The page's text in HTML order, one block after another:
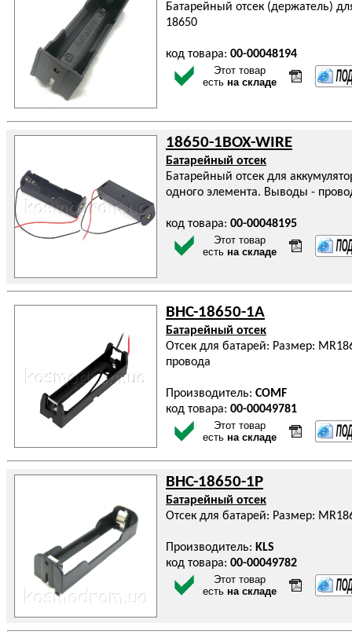
Батарейный отсек (держатель)
18650
код товара: 00-00048194
Этот товар
есть на складе
18650-1BOX-WIRE
Батарейный отсек
Батарейный отсек для
одного элемента. Выводы -
код товара: 00-00048195
Этот товар
есть на складе
BHC-18650-1A
Батарейный отсек
Отсек для батарей: Размер:
провода
Производитель: COMF
код товара: 00-00049781
Этот товар
есть на складе
BHC-18650-1P
Батарейный отсек
Отсек для батарей: Размер:
Производитель: KLS
код товара: 00-00049782
Этот товар
есть на складе